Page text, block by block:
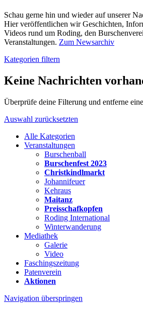
Schau gerne hin und wieder auf unserer
Hier veröffentlichen wir Geschichten,
Videos rund um Roding, den
Veranstaltungen. Zum Newsarchiv
Kategorien filtern
Keine Nachrichten
Überprüfe deine Filterung und entferne
Auswahl zurücksetzten
Alle Kategorien
Veranstaltungen
Burschenball
Burschenfest 2023
Christkindlmarkt
Johannifeuer
Kehraus
Maitanz
Preisschafkopfen
Roding International
Winterwanderung
Mediathek
Galerie
Video
Faschingszeitung
Patenverein
Aktionen
Navigation überspringen